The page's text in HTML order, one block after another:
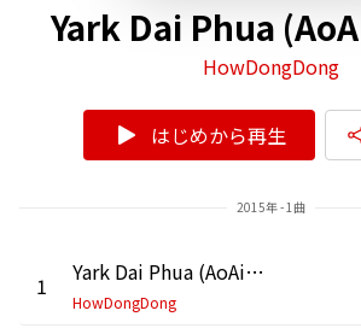
Yark Dai Phua
HowDongDong
はじめから再生
2015年 - 1曲
1 Yark Dai Phua (AoAiiSaLah)
HowDongDong